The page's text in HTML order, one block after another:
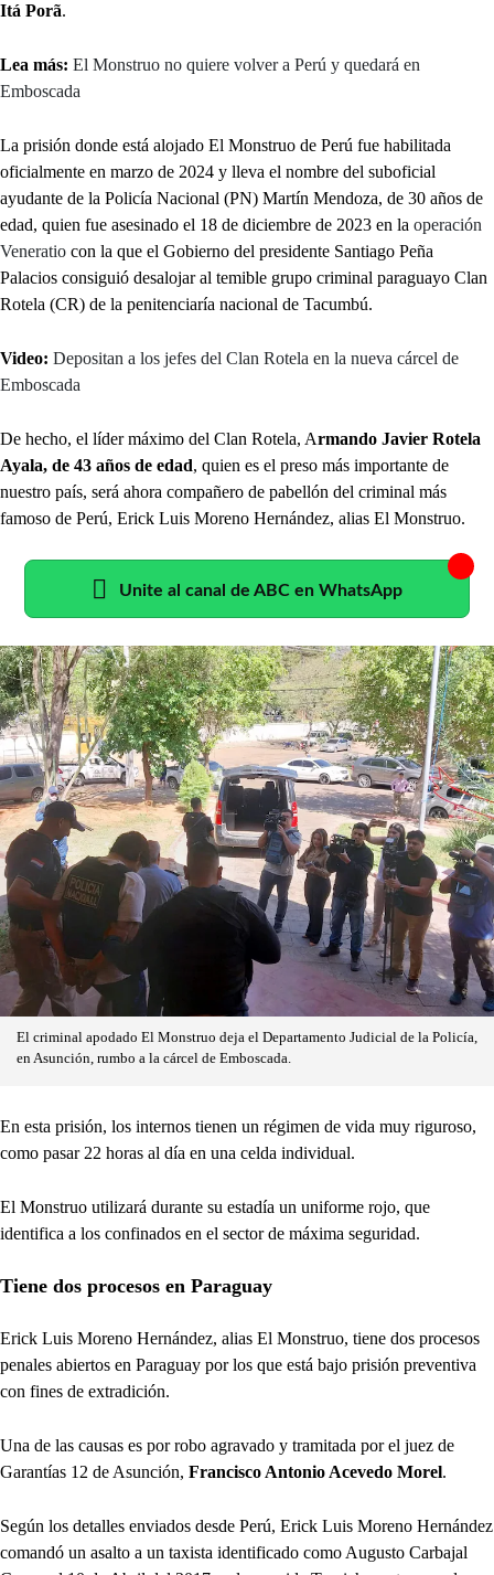
Itá Porã.
Lea más: El Monstruo no quiere volver a Perú y quedará en
Emboscada
La prisión donde está alojado El Monstruo de Perú fue habilitada
oficialmente en marzo de 2024 y lleva el nombre del suboficial
ayudante de la Policía Nacional (PN) Martín Mendoza, de 30 años de
edad, quien fue asesinado el 18 de diciembre de 2023 en la operación
Veneratio con la que el Gobierno del presidente Santiago Peña
Palacios consiguió desalojar al temible grupo criminal paraguayo Clan
Rotela (CR) de la penitenciaría nacional de Tacumbú.
Video: Depositan a los jefes del Clan Rotela en la nueva cárcel de
Emboscada
De hecho, el líder máximo del Clan Rotela, Armando Javier Rotela
Ayala, de 43 años de edad, quien es el preso más importante de
nuestro país, será ahora compañero de pabellón del criminal más
famoso de Perú, Erick Luis Moreno Hernández, alias El Monstruo.
Unite al canal de ABC en WhatsApp
El criminal apodado El Monstruo deja el Departamento Judicial de la Policía,
en Asunción, rumbo a la cárcel de Emboscada.
En esta prisión, los internos tienen un régimen de vida muy riguroso,
como pasar 22 horas al día en una celda individual.
El Monstruo utilizará durante su estadía un uniforme rojo, que
identifica a los confinados en el sector de máxima seguridad.
Tiene dos procesos en Paraguay
Erick Luis Moreno Hernández, alias El Monstruo, tiene dos procesos
penales abiertos en Paraguay por los que está bajo prisión preventiva
con fines de extradición.
Una de las causas es por robo agravado y tramitada por el juez de
Garantías 12 de Asunción, Francisco Antonio Acevedo Morel.
Según los detalles enviados desde Perú, Erick Luis Moreno Hernández
comandó un asalto a un taxista identificado como Augusto Carbajal